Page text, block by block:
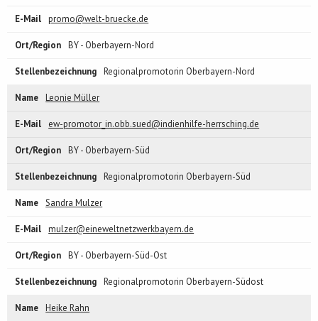
promo@welt-bruecke.de
BY - Oberbayern-Nord
Regionalpromotorin Oberbayern-Nord
Leonie Müller
ew-promotor_in.obb.sued@indienhilfe-herrsching.de
BY - Oberbayern-Süd
Regionalpromotorin Oberbayern-Süd
Sandra Mulzer
mulzer@eineweltnetzwerkbayern.de
BY - Oberbayern-Süd-Ost
Regionalpromotorin Oberbayern-Südost
Heike Rahn